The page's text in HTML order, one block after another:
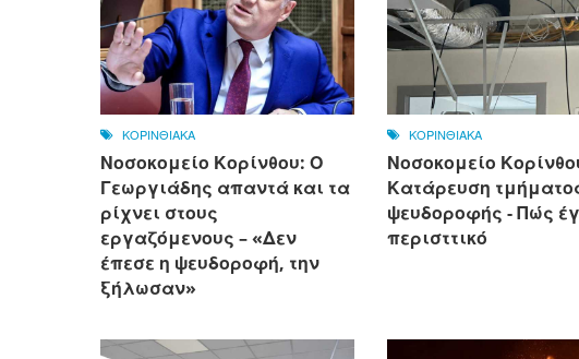
ΚΟΡΙΝΘΙΑΚΑ
Νοσοκομείο Κορίνθου: Ο
Γεωργιάδης απαντά και τα
ρίχνει στους
εργαζόμενους – «Δεν
έπεσε η ψευδοροφή, την
ξήλωσαν»
ΚΟΡΙΝΘΙΑΚΑ
Νοσοκομείο
Κατάρευση
ψευδοροφής - Πώς
περισττικό